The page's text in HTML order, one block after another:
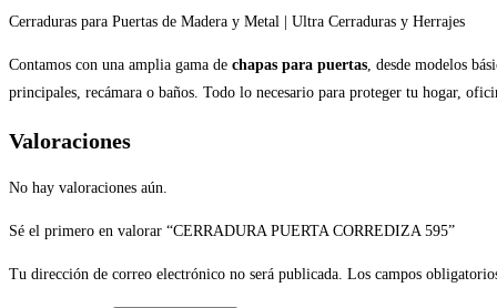
Cerraduras para Puertas de Madera y Metal | Ultra Cerraduras y Herrajes
Contamos con una amplia gama de chapas para puertas, desde modelos
principales, recámara o baños. Todo lo necesario para proteger tu hogar,
Valoraciones
No hay valoraciones aún.
Sé el primero en valorar “CERRADURA PUERTA CORREDIZA 595”
Tu dirección de correo electrónico no será publicada. Los campos